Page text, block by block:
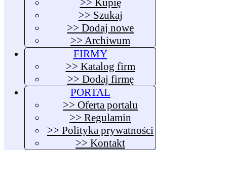
>> Kupię
>> Szukaj
>> Dodaj nowe
>> Archiwum
FIRMY
>> Katalog firm
>> Dodaj firmę
PORTAL
>> Oferta portalu
>> Regulamin
>> Polityka prywatności
>> Kontakt